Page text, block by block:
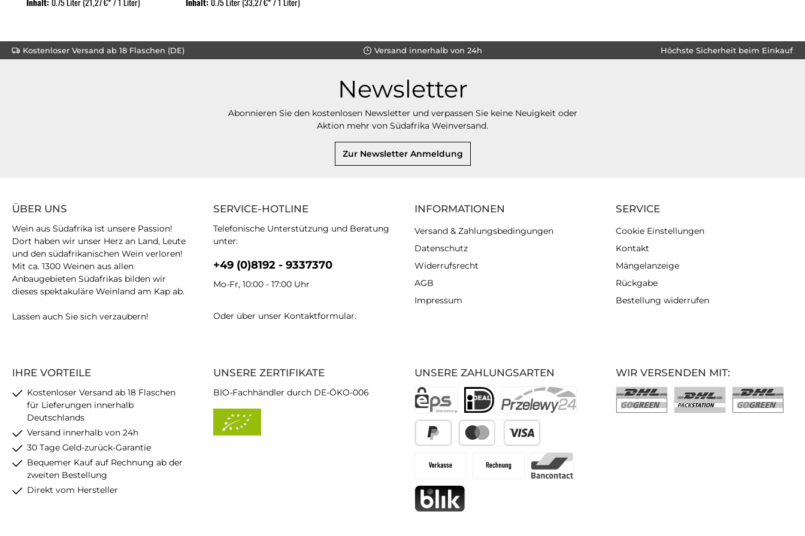
Kostenloser Versand ab 18 Flaschen (DE) Versand innerhalb von 24h Höchste Sicherheit beim Einkauf
Newsletter
Abonnieren Sie den kostenlosen Newsletter und verpassen Sie keine Neuigkeit oder
Aktion mehr von Südafrika Weinversand.
Zur Newsletter Anmeldung
SERVICE-HOTLINE
Telefonische Unterstützung und Beratung
unter:
+49 (0)8192 - 9337370
Mo-Fr, 10:00 - 17:00 Uhr
Oder über unser Kontaktformular.
IHRE VORTEILE
Kostenloser Versand ab 18 Flaschen
für Lieferungen innerhalb
Deutschlands
Versand innerhalb von 24h
30 Tage Geld-zurück-Garantie
Bequemer Kauf auf Rechnung ab der
zweiten Bestellung
Direkt vom Hersteller
UNSERE ZAHLUNGSARTEN
ÜBER UNS
Wein aus Südafrika ist unsere Passion!
Dort haben wir unser Herz an Land, Leute
und den südafrikanischen Wein verloren!
Mit ca. 1300 Weinen aus allen
Anbaugebieten Südafrikas bilden wir
dieses spektakuläre Weinland am Kap ab.
Lassen auch Sie sich verzaubern!
UNSERE ZERTIFIKATE
BIO-Fachhändler durch DE-ÖKO-006
INFORMATIONEN
Versand & Zahlungsbedingungen
Datenschutz
Widerrufsrecht
AGB
Impressum
SERVICE
Cookie Einstellungen
Kontakt
Mängelanzeige
Rückgabe
Bestellung widerrufen
WIR VERSENDEN MIT: